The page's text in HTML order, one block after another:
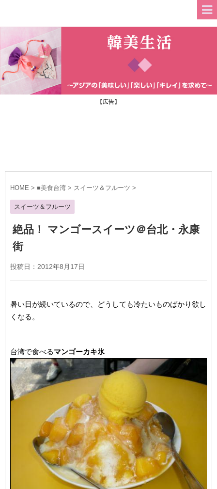
【広告】
HOME > ■美食台湾 > スイーツ＆フルーツ >
スイーツ＆フルーツ
絶品！ マンゴースイーツ＠台北・永康
街
投稿日：2012年8月17日
暑い日が続いているので、どうしても冷たいものばかり欲し
くなる。
台湾で食べるマンゴーカキ氷